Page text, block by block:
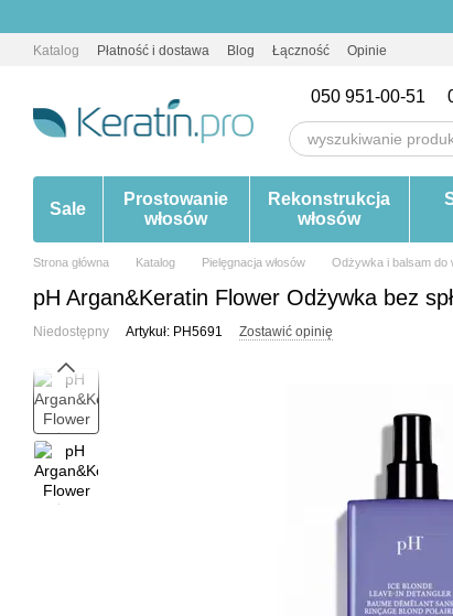
Katalog Płatność i dostawa Blog Łączność Opinie
050 951-00-51
Sale
Prostowanie
włosów
Rekonstrukcja
włosów
Strona główna Katalog Pielęgnacja włosów Odżywka i balsam do
pH Argan&Keratin Flower Odżywka bez
Niedostępny Artykuł: PH5691 Zostawić opinię